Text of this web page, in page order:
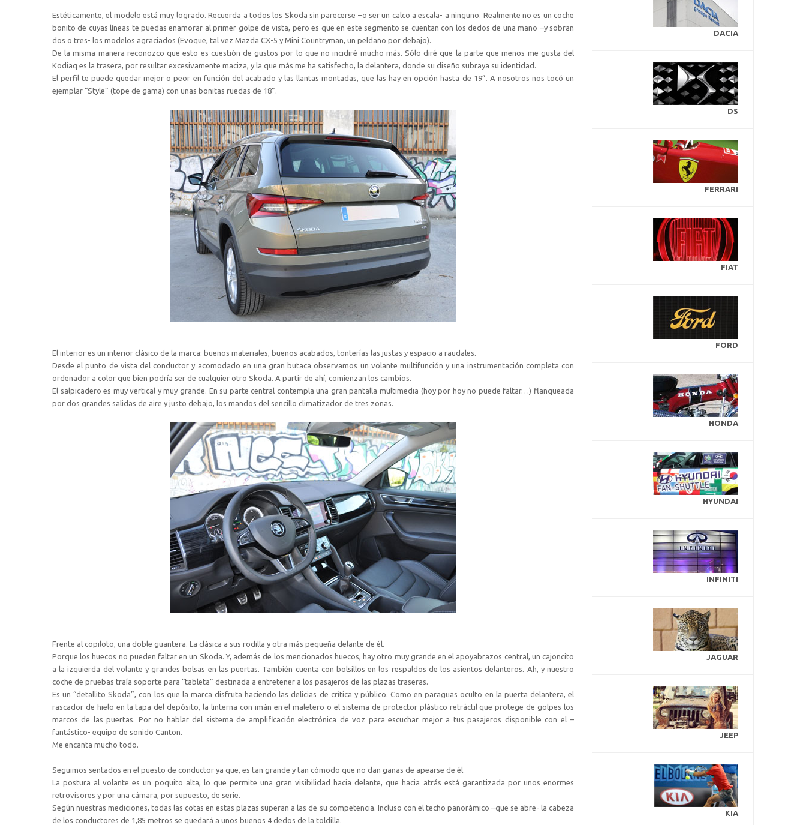
Estéticamente, el modelo está muy logrado. Recuerda a todos los Skoda sin parecerse –o ser un calco a escala- a ninguno. Realmente no es un coche
bonito de cuyas líneas te puedas enamorar al primer golpe de vista, pero es que en este segmento se cuentan con los dedos de una mano –y sobran
dos o tres- los modelos agraciados (Evoque, tal vez Mazda CX-5 y Mini Countryman, un peldaño por debajo).
De la misma manera reconozco que esto es cuestión de gustos por lo que no incidiré mucho más. Sólo diré que la parte que menos me gusta del
Kodiaq es la trasera, por resultar excesivamente maciza, y la que más me ha satisfecho, la delantera, donde su diseño subraya su identidad.
El perfil te puede quedar mejor o peor en función del acabado y las llantas montadas, que las hay en opción hasta de 19”. A nosotros nos tocó un
ejemplar “Style” (tope de gama) con unas bonitas ruedas de 18”.
El interior es un interior clásico de la marca: buenos materiales, buenos acabados, tonterías las justas y espacio a raudales.
Desde el punto de vista del conductor y acomodado en una gran butaca observamos un volante multifunción y una instrumentación completa con
ordenador a color que bien podría ser de cualquier otro Skoda. A partir de ahí, comienzan los cambios.
El salpicadero es muy vertical y muy grande. En su parte central contempla una gran pantalla multimedia (hoy por hoy no puede faltar…) flanqueada
por dos grandes salidas de aire y justo debajo, los mandos del sencillo climatizador de tres zonas.
Frente al copiloto, una doble guantera. La clásica a sus rodilla y otra más pequeña delante de él.
Porque los huecos no pueden faltar en un Skoda. Y, además de los mencionados huecos, hay otro muy grande en el apoyabrazos central, un cajoncito
a la izquierda del volante y grandes bolsas en las puertas. También cuenta con bolsillos en los respaldos de los asientos delanteros. Ah, y nuestro
coche de pruebas traía soporte para “tableta” destinada a entretener a los pasajeros de las plazas traseras.
Es un “detallito Skoda”, con los que la marca disfruta haciendo las delicias de crítica y público. Como en paraguas oculto en la puerta delantera, el
rascador de hielo en la tapa del depósito, la linterna con imán en el maletero o el sistema de protector plástico retráctil que protege de golpes los
marcos de las puertas. Por no hablar del sistema de amplificación electrónica de voz para escuchar mejor a tus pasajeros disponible con el –
fantástico- equipo de sonido Canton.
Me encanta mucho todo.
Seguimos sentados en el puesto de conductor ya que, es tan grande y tan cómodo que no dan ganas de apearse de él.
La postura al volante es un poquito alta, lo que permite una gran visibilidad hacia delante, que hacia atrás está garantizada por unos enormes
retrovisores y por una cámara, por supuesto, de serie.
Según nuestras mediciones, todas las cotas en estas plazas superan a las de su competencia. Incluso con el techo panorámico –que se abre- la cabeza
de los conductores de 1,85 metros se quedará a unos buenos 4 dedos de la toldilla.
DACIA
DS
FERRARI
FIAT
FORD
HONDA
HYUNDAI
INFINITI
JAGUAR
JEEP
KIA